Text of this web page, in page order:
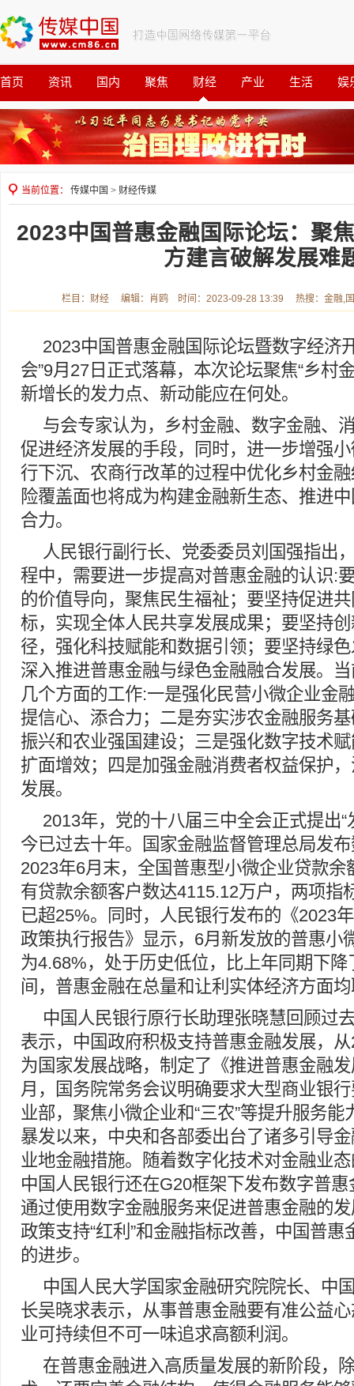
首页 资讯 国内 聚焦 财经 产业 生活 娱
观察 公益
当前位置： 传媒中国 > 财经传媒
2023中国普惠金融国际论坛：聚
方建言破解发展难
栏目：财经 编辑：肖鸥 时间：2023-09-28 13:39 热搜：金融,
2023中国普惠金融国际论坛暨数字经济
会”9月27日正式落幕，本次论坛聚焦“乡村
新增长的发力点、新动能应在何处。
与会专家认为，乡村金融、数字金融、
促进经济发展的手段，同时，进一步增强
行下沉、农商行改革的过程中优化乡村金
险覆盖面也将成为构建金融新生态、推进
合力。
人民银行副行长、党委委员刘国强指出
程中，需要进一步提高对普惠金融的认识:
的价值导向，聚焦民生福祉；要坚持促进
标，实现全体人民共享发展成果；要坚持
径，强化科技赋能和数据引领；要坚持绿
深入推进普惠金融与绿色金融融合发展。
几个方面的工作:一是强化民营小微企业金
提信心、添合力；二是夯实涉农金融服务
振兴和农业强国建设；三是强化数字技术
扩面增效；四是加强金融消费者权益保护
发展。
2013年，党的十八届三中全会正式提出“
今已过去十年。国家金融监督管理总局发
2023年6月末，全国普惠型小微企业贷款余
有贷款余额客户数达4115.12万户，两项指
已超25%。同时，人民银行发布的《2023
政策执行报告》显示，6月新发放的普惠小
为4.68%，处于历史低位，比上年同期下
间，普惠金融在总量和让利实体经济方面
中国人民银行原行长助理张晓慧回顾过
表示，中国政府积极支持普惠金融发展，
为国家发展战略，制定了《推进普惠金融
月，国务院常务会议明确要求大型商业银
业部，聚焦小微企业和“三农”等提升服务
暴发以来，中央和各部委出台了诸多引导
业地金融措施。随着数字化技术对金融业
中国人民银行还在G20框架下发布数字普
通过使用数字金融服务来促进普惠金融的
政策支持“红利”和金融指标改善，中国普
的进步。
中国人民大学国家金融研究院院长、中
长吴晓求表示，从事普惠金融要有准公益
业可持续但不可一味追求高额利润。
在普惠金融进入高质量发展的新阶段，